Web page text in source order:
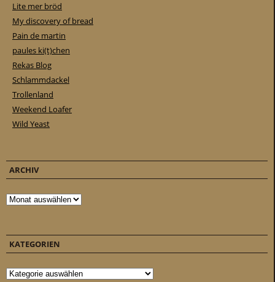
Lite mer bröd
My discovery of bread
Pain de martin
paules ki(t)chen
Rekas Blog
Schlammdackel
Trollenland
Weekend Loafer
Wild Yeast
ARCHIV
Archiv
KATEGORIEN
Kategorien